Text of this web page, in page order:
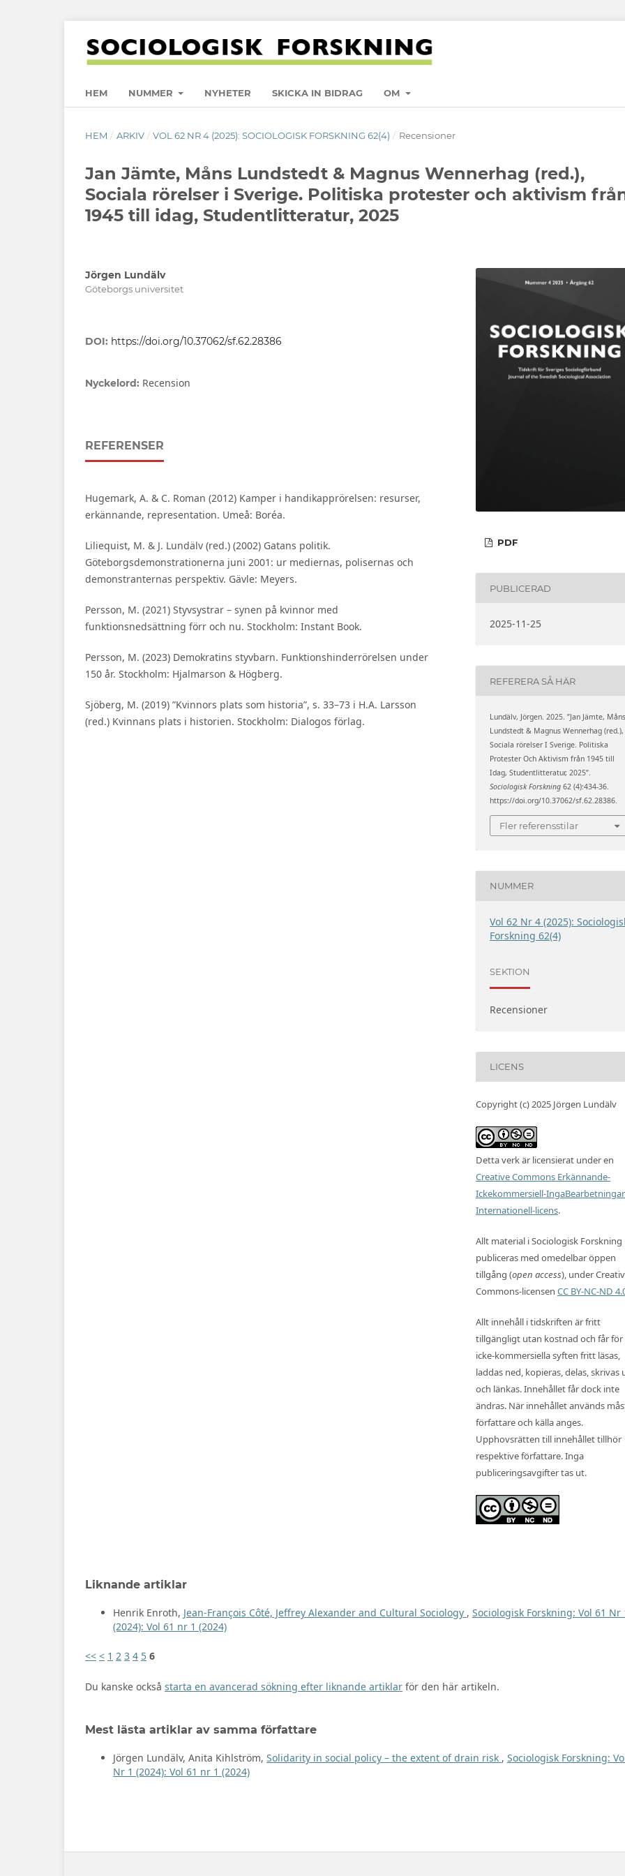
HEM NUMMER NYHETER SKICKA IN BIDRAG OM
HEM / ARKIV / VOL 62 NR 4 (2025): SOCIOLOGISK FORSKNING 62(4) / Recensioner
Jan Jämte, Måns Lundstedt & Magnus Wennerhag (red.),
Sociala rörelser i Sverige. Politiska protester och aktivism
1945 till idag, Studentlitteratur, 2025
Jörgen Lundälv
Göteborgs universitet
DOI: https://doi.org/10.37062/sf.62.28386
Nyckelord: Recension
REFERENSER
Hugemark, A. & C. Roman (2012) Kamper i handikapprörelsen: resurser,
erkännande, representation. Umeå: Boréa.
Liliequist, M. & J. Lundälv (red.) (2002) Gatans politik.
Göteborgsdemonstrationerna juni 2001: ur mediernas, polisernas och
demonstranternas perspektiv. Gävle: Meyers.
Persson, M. (2021) Styvsystrar – synen på kvinnor med
funktionsnedsättning förr och nu. Stockholm: Instant Book.
Persson, M. (2023) Demokratins styvbarn. Funktionshinderrörelsen under
150 år. Stockholm: Hjalmarson & Högberg.
Sjöberg, M. (2019) ”Kvinnors plats som historia”, s. 33–73 i H.A. Larsson
(red.) Kvinnans plats i historien. Stockholm: Dialogos förlag.
PDF
PUBLICERAD
2025-11-25
REFERERA SÅ HÄR
Lundälv, Jörgen. 2025. ”Jan Jämte,
Lundstedt & Magnus Wennerhag (red.),
Sociala rörelser I Sverige. Politiska
Protester Och Aktivism från 1945 till
Idag, Studentlitteratur, 2025”.
Sociologisk Forskning 62 (4):434-36.
https://doi.org/10.37062/sf.62.28386.
Fler referensstilar
NUMMER
Vol 62 Nr 4 (2025):
Forskning 62(4)
SEKTION
Recensioner
LICENS
Copyright (c) 2025 Jörgen Lundälv
Detta verk är licensierat under en
Creative Commons Erkännande-
Ickekommersiell-
Internationell-licens.
Allt material i Sociologisk Forskning
publiceras med omedelbar öppen
tillgång (open access), under
Commons-licensen CC BY-NC-ND
Allt innehåll i tidskriften är fritt
tillgängligt utan kostnad och får för
icke-kommersiella syften fritt läsas,
laddas ned, kopieras, delas, skrivas
och länkas. Innehållet får dock inte
ändras. När innehållet används
författare och källa anges.
Upphovsrätten till innehållet tillhör
respektive författare. Inga
publiceringsavgifter tas ut.
Liknande artiklar
Henrik Enroth, Jean-François Côté, Jeffrey Alexander and Cultural Sociology , Sociologisk Forskning: Vol 61 Nr
(2024): Vol 61 nr 1 (2024)
<< < 1 2 3 4 5 6
Du kanske också starta en avancerad sökning efter liknande artiklar för den här artikeln.
Mest lästa artiklar av samma författare
Jörgen Lundälv, Anita Kihlström, Solidarity in social policy – the extent of drain risk , Sociologisk Forskning:
Nr 1 (2024): Vol 61 nr 1 (2024)